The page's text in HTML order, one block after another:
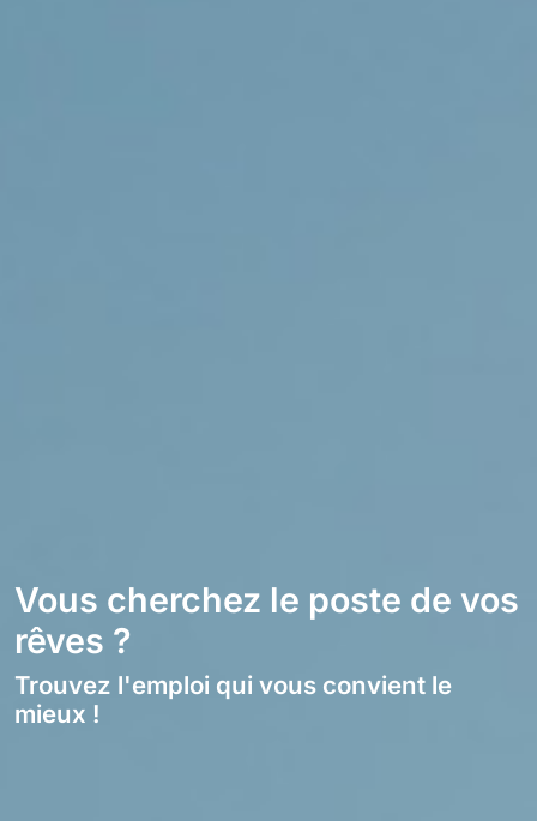
Vous cherchez le poste de vos
rêves ?
Trouvez l'emploi qui vous convient le
mieux !